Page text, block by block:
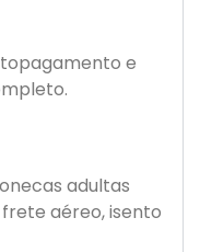
e
adultas
frete aéreo, isento